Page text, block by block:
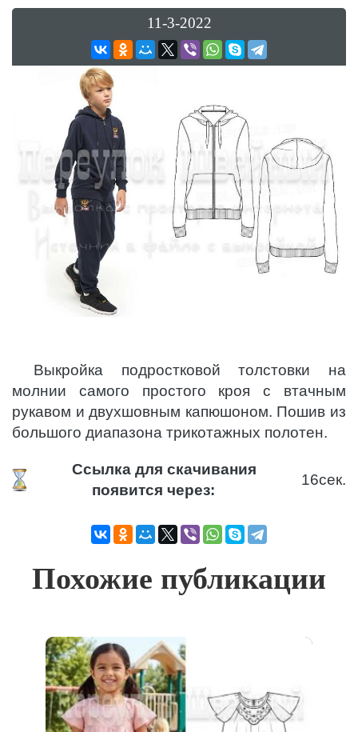
11-3-2022
Выкройка подростковой толстовки на
молнии самого простого кроя с втачным
рукавом и двухшовным капюшоном. Пошив из
большого диапазона трикотажных полотен.
Ссылка для скачивания
появится через:
16сек.
Похожие публикации